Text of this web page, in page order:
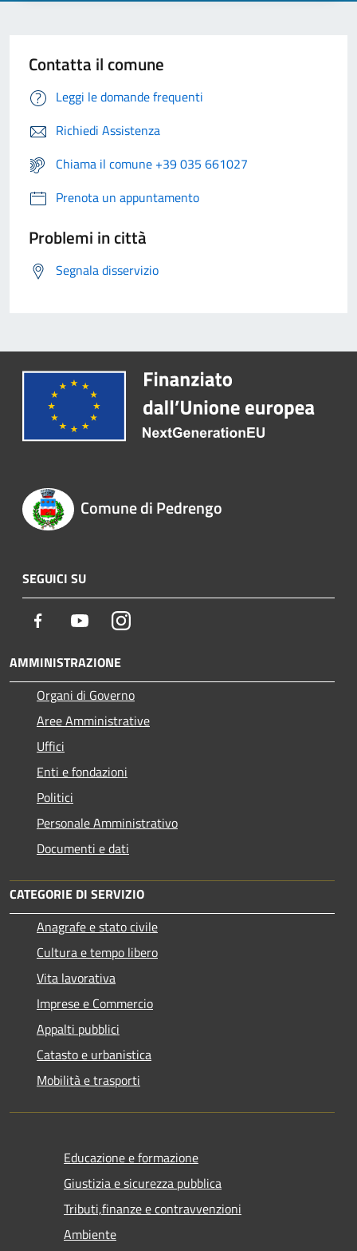
Contatta il comune
Leggi le domande frequenti
Richiedi Assistenza
Chiama il comune +39 035 661027
Prenota un appuntamento
Problemi in città
Segnala disservizio
Comune di Pedrengo
SEGUICI SU
Facebook YoutubeInstagram
AMMINISTRAZIONE
Organi di Governo
Aree Amministrative
Uffici
Enti e fondazioni
Politici
Personale Amministrativo
Documenti e dati
CATEGORIE DI SERVIZIO
Anagrafe e stato civile
Cultura e tempo libero
Vita lavorativa
Imprese e Commercio
Appalti pubblici
Catasto e urbanistica
Mobilità e trasporti
Educazione e formazione
Giustizia e sicurezza pubblica
Tributi,finanze e contravvenzioni
Ambiente